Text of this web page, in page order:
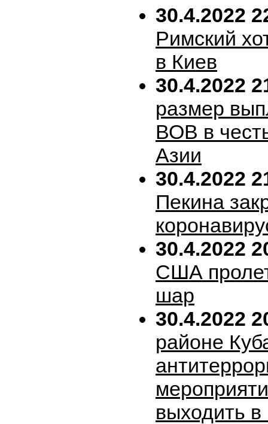
30.4.2022
Римский
в Киев
30.4.2022
размер
ВОВ в
Азии
30.4.2022
Пекина
30.4.2022
США
шар
30.4.2022
районе
выходить